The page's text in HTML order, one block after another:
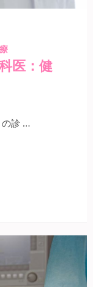
医：健
の診 …